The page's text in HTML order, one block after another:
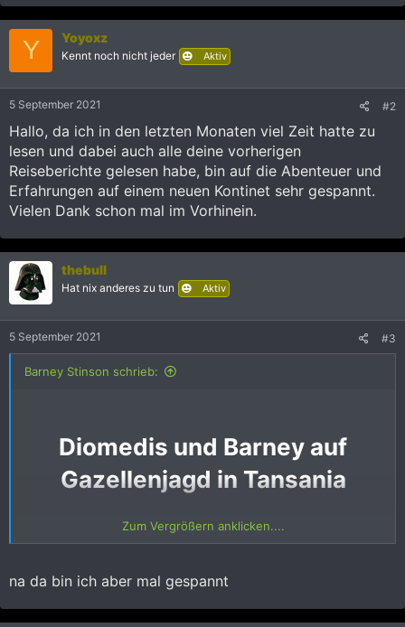
a
k
i
n
Y Yoyoxz
Kennt noch nicht jeder Aktiv
5 September 2021 #2
Hallo, da ich in den letzten Monaten viel Zeit hatte zu
lesen und dabei auch alle deine vorherigen
Reiseberichte gelesen habe, bin auf die Abenteuer und
Erfahrungen auf einem neuen Kontinet sehr gespannt.
Vielen Dank schon mal im Vorhinein.
thebull
Hat nix anderes zu tun Aktiv
5 September 2021 #3
Barney Stinson schrieb:
Diomedis und Barney auf
Gazellenjagd in Tansania
Einleitung
Zum Vergrößern anklicken....
na da bin ich aber mal gespannt